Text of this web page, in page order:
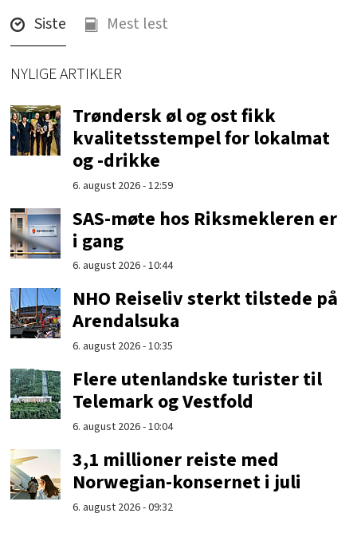
Siste Mest lest
NYLIGE ARTIKLER
Trøndersk øl og ost fikk
kvalitetsstempel for lokalmat
og -drikke
6. august 2026 - 12:59
SAS-møte hos Riksmekleren er
i gang
6. august 2026 - 10:44
NHO Reiseliv sterkt tilstede på
Arendalsuka
6. august 2026 - 10:35
Flere utenlandske turister til
Telemark og Vestfold
6. august 2026 - 10:04
3,1 millioner reiste med
Norwegian-konsernet i juli
6. august 2026 - 09:32